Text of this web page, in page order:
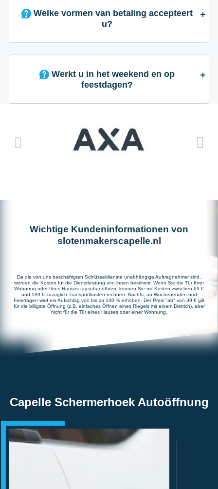
Welke vormen van betaling accepteert
u?
Werkt u in het weekend en op
feestdagen?
Wichtige Kundeninformationen von
slotenmakerscapelle.nl
Da die von uns beschäftigten Schlüsseldienste unabhängige Auftragnehmer sind,
werden die Kosten für die Dienstleistung von ihnen bestimmt. Wenn Sie die Tür Ihrer
Wohnung oder Ihres Hauses tagsüber öffnen, können Sie mit Kosten zwischen 69 €
und 199 € zuzüglich Transportkosten rechnen. Nachts, an Wochenenden und
Feiertagen wird ein Aufschlag von bis zu 100 % erhoben. Der Preis "ab" von 39 € gilt
für die billigste Öffnung (z.B. einfaches Öffnen eines Riegels mit einem Dietrich), aber
nicht für die Tür eines Hauses oder einer Wohnung.
Capelle Schermerhoek Autoöffnung